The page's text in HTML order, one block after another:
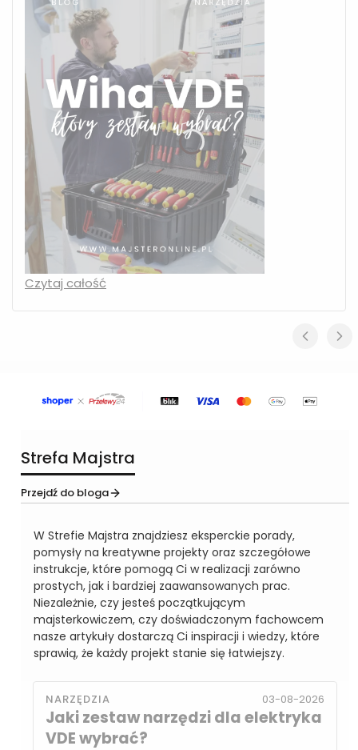
Czytaj całość
Strefa Majstra
Przejdź do bloga
W Strefie Majstra znajdziesz eksperckie porady,
pomysły na kreatywne projekty oraz szczegółowe
instrukcje, które pomogą Ci w realizacji zarówno
prostych, jak i bardziej zaawansowanych prac.
Niezależnie, czy jesteś początkującym
majsterkowiczem, czy doświadczonym fachowcem
nasze artykuły dostarczą Ci inspiracji i wiedzy, które
sprawią, że każdy projekt stanie się łatwiejszy.
NARZĘDZIA 03-08-2026
Jaki zestaw narzędzi dla elektryka
VDE wybrać?